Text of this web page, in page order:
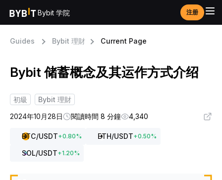
Bybit 学院 注册
Guides Bybit 理財 Current Page
Bybit 储蓄概念及其运作方式介绍
初級
Bybit 理財
2024年10月28日
閱讀時間 8 分鐘 4,340
BTC/USDT+0.80% ETH/USDT+0.50%
SOL/USDT+1.20%